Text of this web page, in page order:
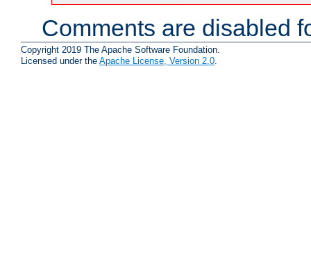
Comments are disabled
Copyright 2019 The Apache Software Foundation.
Licensed under the Apache License, Version 2.0